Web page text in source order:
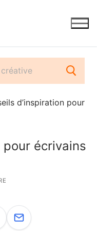
d’inspiration pour
pour écrivains